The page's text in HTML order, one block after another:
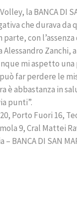
la BANCA DI
che durava da
con
Zanchi,
mi aspetto
far perdere le
è abbastanza in
punti”.
Porto Fuori 16,
9, Cral Mattei
BANCA DI SAN